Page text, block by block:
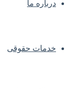
درباره ما
خدمات حقوقی